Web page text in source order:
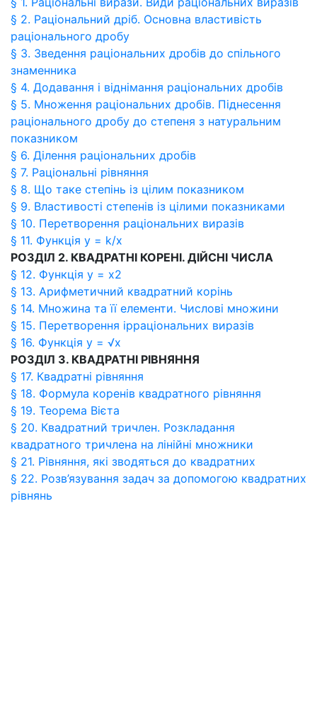
§ 2. Раціональний дріб. Основна властивість
раціонального дробу
§ 3. Зведення раціональних дробів до спільного
знаменника
§ 4. Додавання і віднімання раціональних дробів
§ 5. Множення раціональних дробів. Піднесення
раціонального дробу до степеня з натуральним
показником
§ 6. Ділення раціональних дробів
§ 7. Раціональні рівняння
§ 8. Що таке степінь із цілим показником
§ 9. Властивості степенів із цілими показниками
§ 10. Перетворення раціональних виразів
§ 11. Функція у = k/x
РОЗДІЛ 2. КВАДРАТНІ КОРЕНІ. ДІЙСНІ ЧИСЛА
§ 12. Функція у = х2
§ 13. Арифметичний квадратний корінь
§ 14. Множина та її елементи. Числові множини
§ 15. Перетворення ірраціональних виразів
§ 16. Функція у = √х
РОЗДІЛ 3. КВАДРАТНІ РІВНЯННЯ
§ 17. Квадратні рівняння
§ 18. Формула коренів квадратного рівняння
§ 19. Теорема Вієта
§ 20. Квадратний тричлен. Розкладання
квадратного тричлена на лінійні множники
§ 21. Рівняння, які зводяться до квадратних
§ 22. Розв’язування задач за допомогою квадратних
рівнянь